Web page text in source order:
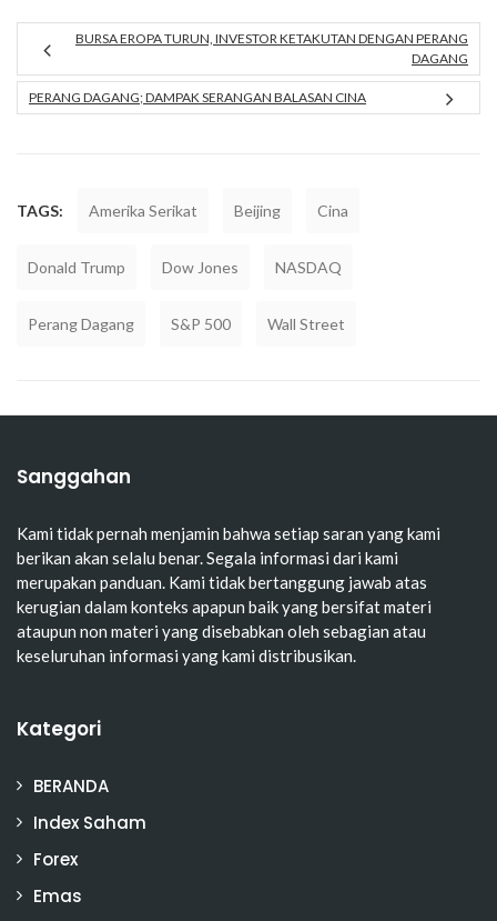
BURSA EROPA TURUN, INVESTOR KETAKUTAN DENGAN PERANG
DAGANG
PERANG DAGANG; DAMPAK SERANGAN BALASAN CINA
TAGS: Amerika Serikat Beijing Cina
Donald Trump Dow Jones NASDAQ
Perang Dagang S&P 500 Wall Street
Sanggahan
Kami tidak pernah menjamin bahwa setiap saran yang kami
berikan akan selalu benar. Segala informasi dari kami
merupakan panduan. Kami tidak bertanggung jawab atas
kerugian dalam konteks apapun baik yang bersifat materi
ataupun non materi yang disebabkan oleh sebagian atau
keseluruhan informasi yang kami distribusikan.
Kategori
BERANDA
Index Saham
Forex
Emas